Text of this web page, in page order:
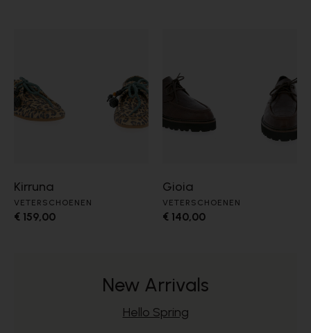
Kirruna
VETERSCHOENEN
€ 159,00
Gioia
VETERSCHOENEN
€ 140,00
New Arrivals
Hello Spring